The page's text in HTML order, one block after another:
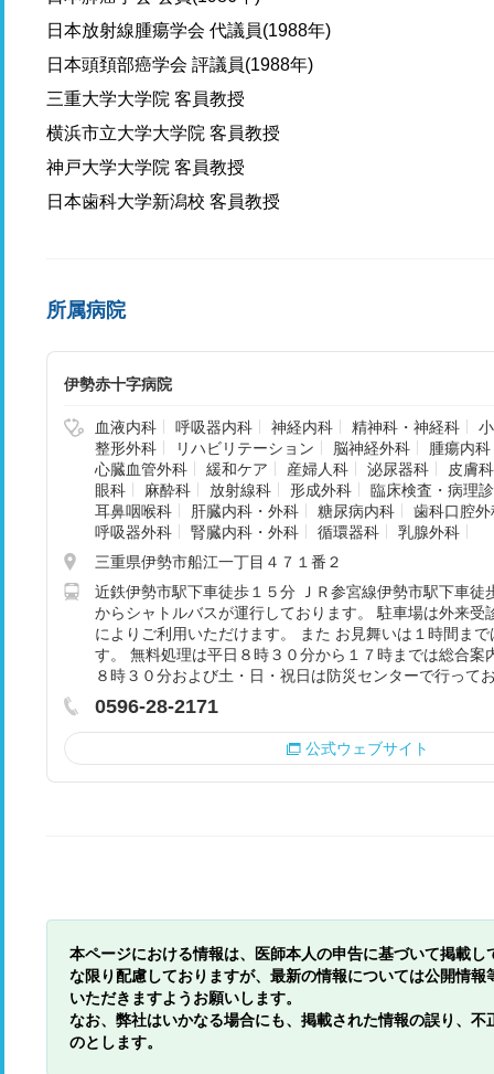
日本放射線腫瘍学会 代議員(1988年)
日本頭頚部癌学会 評議員(1988年)
三重大学大学院 客員教授
横浜市立大学大学院 客員教授
神戸大学大学院 客員教授
日本歯科大学新潟校 客員教授
所属病院
伊勢赤十字病院
血液内科 呼吸器内科 神経内科 精神科・神経科
整形外科
リハビリテーション 脳神経外科
腫瘍内
心臓血管外科
緩和ケア 産婦人科 泌尿器科
皮膚科
眼科
麻酔科 放射線科 形成外科
臨床検査・病理
耳鼻咽喉科
肝臓内科・外科 糖尿病内科
歯科口腔外
呼吸器外科
腎臓内科・外科 循環器科
乳腺外科
三重県伊勢市船江一丁目４７１番２
近鉄伊勢市駅下車徒歩１５分 ＪＲ参宮線伊勢市駅下車徒
からシャトルバスが運行しております。 駐車場は外来受
によりご利用いただけます。 また お見舞いは１時間ま
す。 無料処理は平日８時３０分から１７時までは総合案
８時３０分および土・日・祝日は防災センターで行って
0596-28-2171
公式ウェブサイト
本ページにおける情報は、医師本人の申告に基づいて掲載
な限り配慮しておりますが、最新の情報については公開情
いただきますようお願いします。
なお、弊社はいかなる場合にも、掲載された情報の誤り、
のとします。